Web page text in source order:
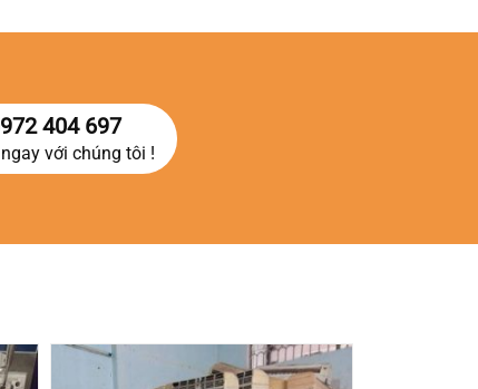
404 697
với chúng tôi !